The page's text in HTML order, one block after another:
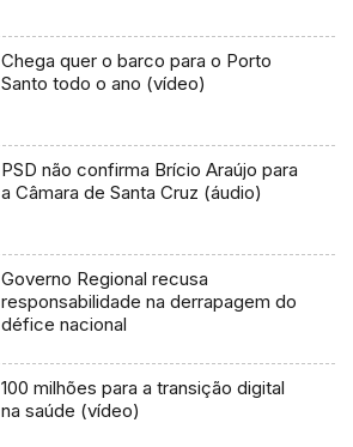
Chega quer o barco para o Porto
Santo todo o ano (vídeo)
PSD não confirma Brício Araújo para
a Câmara de Santa Cruz (áudio)
Governo Regional recusa
responsabilidade na derrapagem do
défice nacional
100 milhões para a transição digital
na saúde (vídeo)